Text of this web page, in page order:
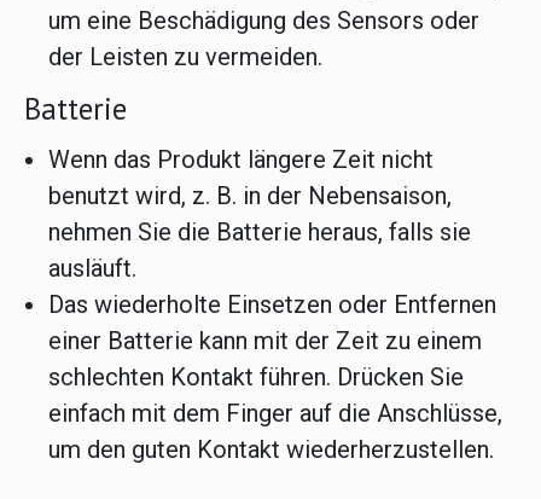
um eine Beschädigung des Sensors oder
der Leisten zu vermeiden.
Batterie
Wenn das Produkt längere Zeit nicht
benutzt wird, z. B. in der Nebensaison,
nehmen Sie die Batterie heraus, falls sie
ausläuft.
Das wiederholte Einsetzen oder Entfernen
einer Batterie kann mit der Zeit zu einem
schlechten Kontakt führen. Drücken Sie
einfach mit dem Finger auf die Anschlüsse,
um den guten Kontakt wiederherzustellen.